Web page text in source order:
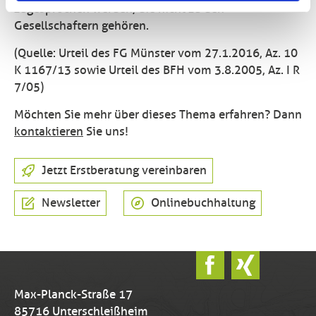
zugesprochen werden, die nicht zu den
Gesellschaftern gehören.
(Quelle: Urteil des FG Münster vom 27.1.2016, Az. 10
K 1167/13 sowie Urteil des BFH vom 3.8.2005, Az. I R
7/05)
Möchten Sie mehr über dieses Thema erfahren? Dann
kontaktieren Sie uns!
Jetzt Erstberatung vereinbaren
Newsletter Onlinebuchhaltung
Max-Planck-Straße 17
85716 Unterschleißheim